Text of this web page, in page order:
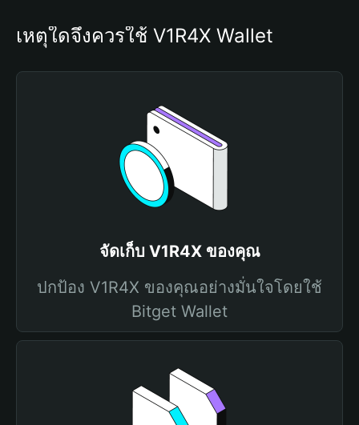
เหตุใดจึงควรใช้ V1R4X Wallet
จัดเก็บ V1R4X ของคุณ
ปกป้อง V1R4X ของคุณอย่างมั่นใจโดยใช้
Bitget Wallet